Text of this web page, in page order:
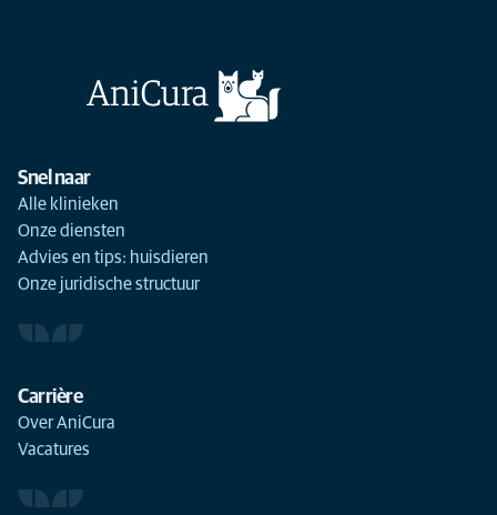
Snel naar
Alle klinieken
Onze diensten
Advies en tips: huisdieren
Onze juridische structuur
Carrière
Over AniCura
Vacatures